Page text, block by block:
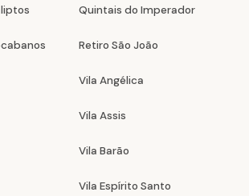
Quintais do Imperador
Retiro São João
Vila Angélica
Vila Assis
Vila Barão
Vila Espírito Santo